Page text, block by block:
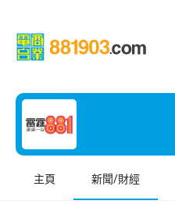
主頁 新聞/財經